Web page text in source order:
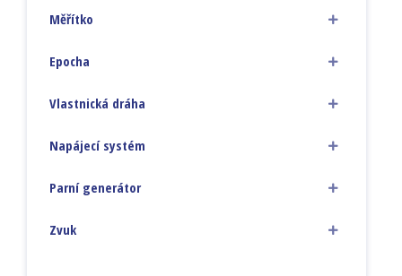
Měřítko
Epocha
Vlastnická dráha
Napájecí systém
Parní generátor
Zvuk